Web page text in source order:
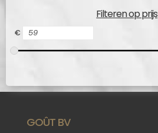
Filteren op prijs
€
GOÛT BV